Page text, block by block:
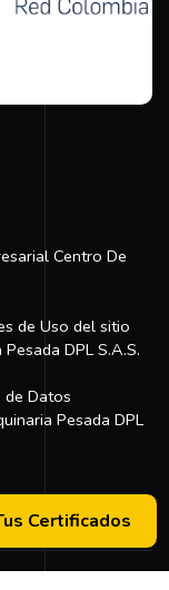
Centro De
de Uso del sitio
DPL S.A.S.
Datos
Pesada DPL
Certificados